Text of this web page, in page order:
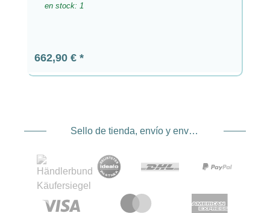
en stock: 1
Precio normal:
662,90 €
Sello de tienda, envío y envío. Proveedor de servicios de pago